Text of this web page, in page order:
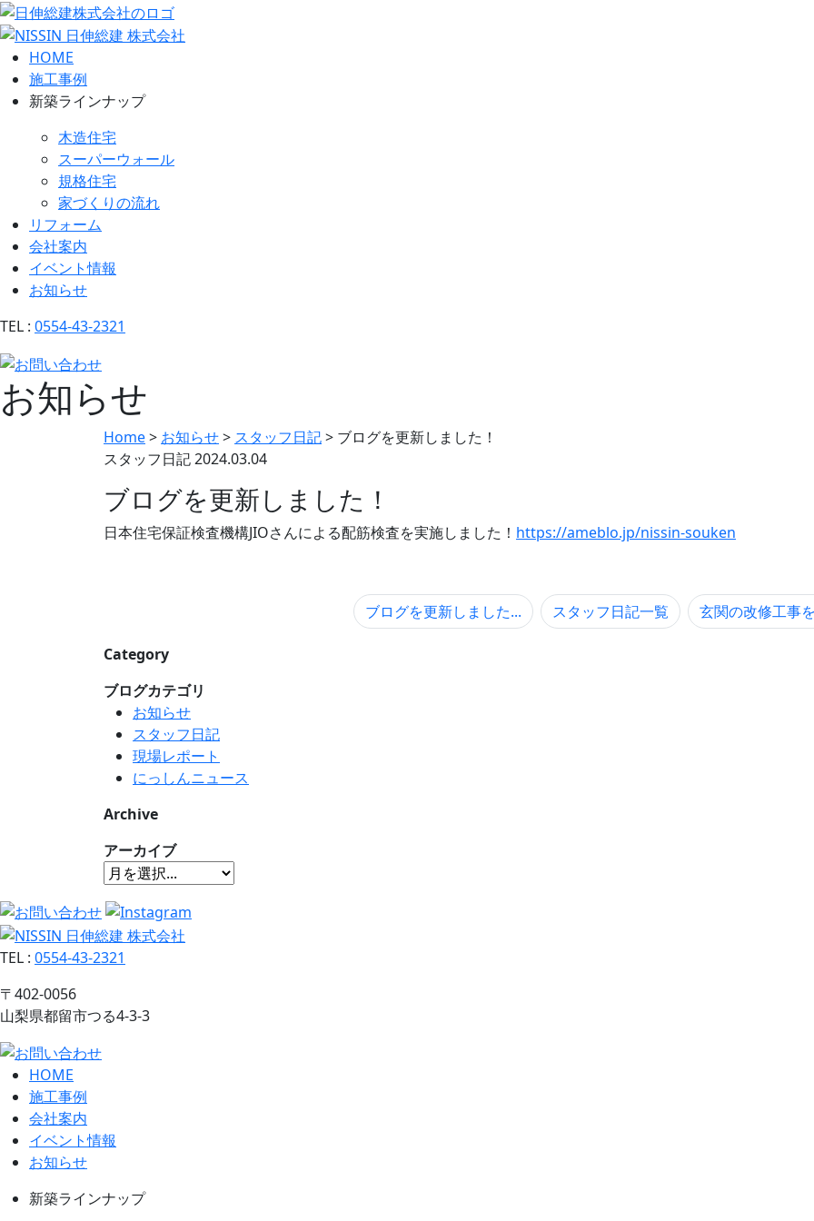
HOME
施工事例
新築ラインナップ
木造住宅
スーパーウォール
規格住宅
家づくりの流れ
リフォーム
会社案内
イベント情報
お知らせ
TEL : 0554-43-2321
お知らせ
Home> お知らせ> スタッフ日記> ブログを更新しました！
スタッフ日記2024.03.04
ブログを更新しました！
日本住宅保証検査機構JIOさんによる配筋検査を実施しました！ https://ameblo.jp/nissin-souken
ブログを更新しました... スタッフ日記一覧 玄関の改修工事
Category
ブログカテゴリ
お知らせ
スタッフ日記
現場レポート
にっしんニュース
Archive
アーカイブ
TEL : 0554-43-2321
〒402-0056
山梨県都留市つる4-3-3
HOME
施工事例
会社案内
イベント情報
お知らせ
新築ラインナップ